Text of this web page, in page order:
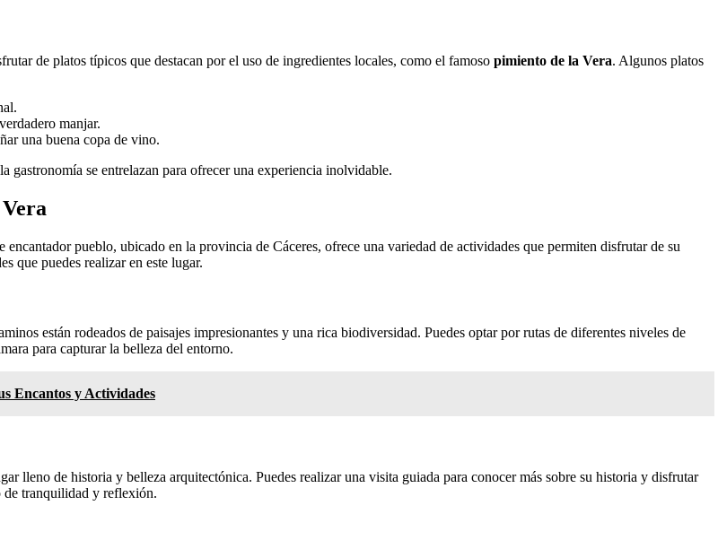
de platos típicos que destacan por el uso de ingredientes locales, como el famoso pimiento de la Vera. Algunos platos
manjar.
una buena copa de vino.
gastronomía se entrelazan para ofrecer una experiencia inolvidable.
pueblo, ubicado en la provincia de Cáceres, ofrece una variedad de actividades que permiten disfrutar de su
que puedes realizar en este lugar.
están rodeados de paisajes impresionantes y una rica biodiversidad. Puedes optar por rutas de diferentes niveles de
para capturar la belleza del entorno.
Encantos y Actividades
lleno de historia y belleza arquitectónica. Puedes realizar una visita guiada para conocer más sobre su historia y disfrutar
de tranquilidad y reflexión.